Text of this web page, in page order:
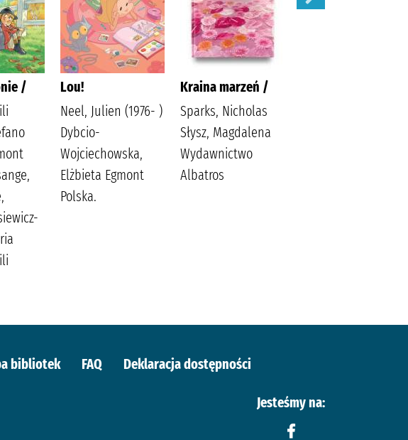
/
Lou!
Neel, Julien (1976- )
Dybcio-
Wojciechowska,
Elżbieta Egmont
Polska.
Kraina marzeń /
Sparks, Nicholas
Słysz, Magdalena
Wydawnictwo
Albatros
bibliotek FAQ Deklaracja dostępności
Jesteśmy na: